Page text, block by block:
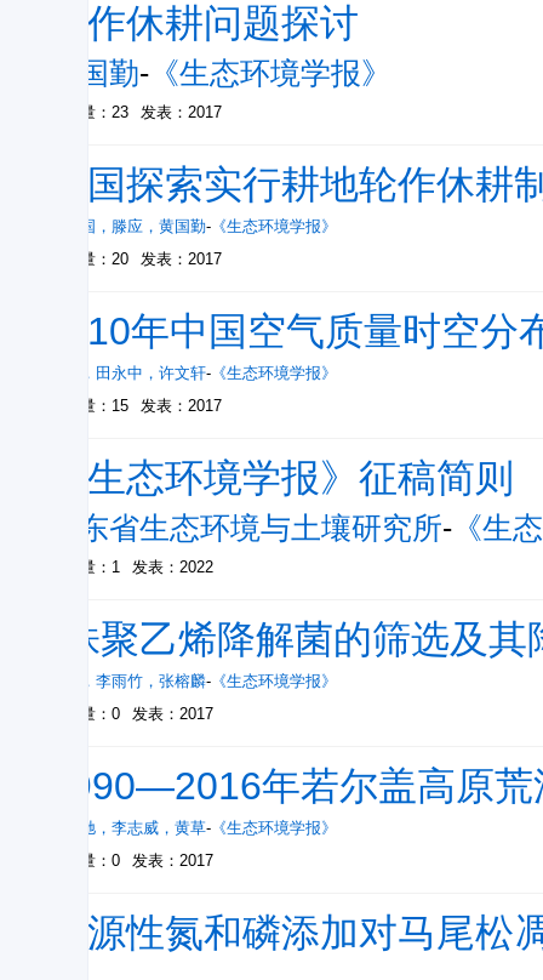
轮作休耕问题探讨
黄国勤- 《生态环境学报》
被引量：23 发表：2017
中国探索实行耕地轮作休耕
赵其国 ， 滕应 ， 黄国勤- 《生态环境学报》
被引量：20
发表：2017
近10年中国空气质量时空分
， 田永中 ， 许文轩- 《生态环境学报》
被引量：15
发表：2017
《生态环境学报》征稿简则
广东省生态环境与土壤研究所- 《生
被引量：1 发表：2022
-株聚乙烯降解菌的筛选及
， 李雨竹 ， 张榕麟- 《生态环境学报》
被引量：0
发表：2017
1990—2016年若尔盖高原
游宇驰 ， 李志威 ， 黄草- 《生态环境学报》
被引量：0
发表：2017
外源性氮和磷添加对马尾